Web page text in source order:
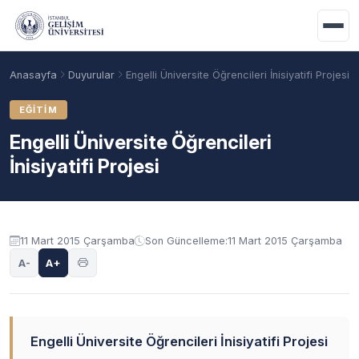
Ana içeriğe geç
Akademik Takvim
Anasayfa Duyurular Engelli Üniversite Öğrencileri İnisiyatifi Projesi
EĞITIM
Engelli Üniversite Öğrencileri
İnisiyatifi Projesi
Duyuru içeriği
11 Mart 2015 Çarşamba Son Güncelleme:11 Mart 2015 Çarşamba
A- A+
Engelli Üniversite Öğrencileri İnisiyatifi Projesi